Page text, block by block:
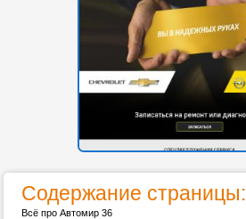
Содержание страницы:
Всё про Автомир 36